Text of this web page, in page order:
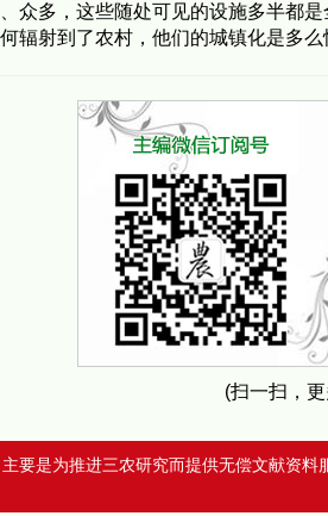
众多，这些随处可见的设施多半都
辐射到了农村，他们的城镇化是多么
(扫一扫，
要是为推进三农研究而提供无偿文献资